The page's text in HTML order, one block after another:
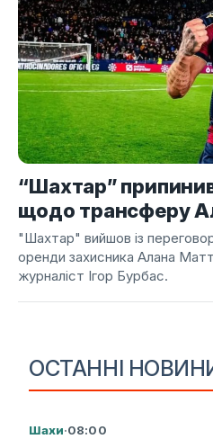
ОСТАННІ
Шахи·08:00
“Шахтар”
щодо трансферу
"Шахтар" вийшов із
оренди захисника Алана
журналіст Ігор Бурбас.